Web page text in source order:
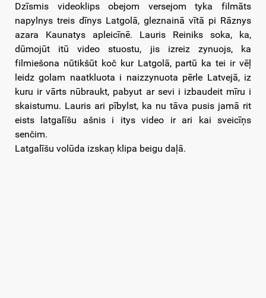
Dzīsmis videoklips obejom versejom tyka filmāts
napylnys treis dīnys Latgolā, gleznainā vītā pi Rāznys
azara Kaunatys apleicīnē. Lauris Reiniks soka, ka,
dūmojūt itū video stuostu, jis izreiz zynuojs, ka
filmiešona nūtikšūt koč kur Latgolā, partū ka tei ir vēļ
leidz golam naatkluota i naizzynuota pērle Latvejā, iz
kuru ir vārts nūbraukt, pabyut ar sevi i izbaudeit mīru i
skaistumu. Lauris ari pībylst, ka nu tāva pusis jamā rit
eists latgalīšu ašnis i itys video ir ari kai sveicīņs
senčim.
Latgalīšu volūda izskaņ klipa beigu daļā.